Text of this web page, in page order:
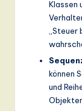
Klassen
„Steuer
können
und